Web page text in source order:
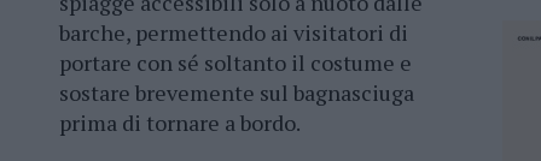
barche, permettendo ai visitatori di
portare con sé soltanto il costume e
sostare brevemente sul bagnasciuga
prima di tornare a bordo.